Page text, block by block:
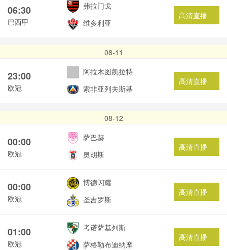
06:30
巴西甲
弗拉门戈
维多利亚
高清直播
08-11
23:00
欧冠
阿拉木图凯拉特
索非亚列夫斯基
高清直播
08-12
00:00
欧冠
萨巴赫
奥胡斯
高清直播
00:00
欧冠
博德闪耀
圣吉罗斯
高清直播
01:00
欧冠
考诺萨基列斯
萨格勒布迪纳摩
高清直播